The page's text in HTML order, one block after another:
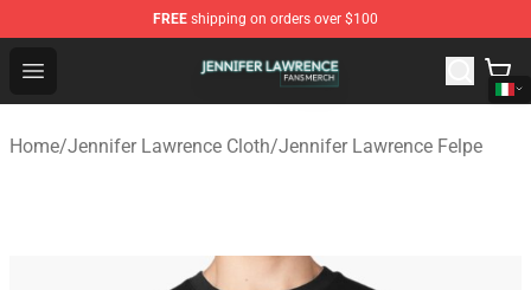
FREE shipping on orders over $100
Open menu
Jennifer Lawrence Shop - Official Jennifer Lawrence
Home/Jennifer Lawrence Cloth/Jennifer Lawrence Felpe